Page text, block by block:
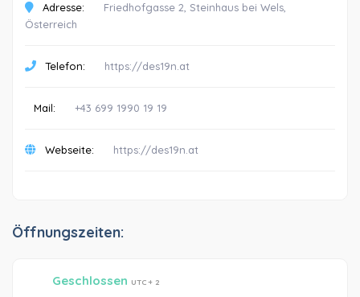
Adresse:
Friedhofgasse 2, Steinhaus bei Wels,
Österreich
Telefon: https://des19n.at
Mail: +43 699 1990 19 19
Webseite: https://des19n.at
Öffnungszeiten:
Geschlossen UTC + 2